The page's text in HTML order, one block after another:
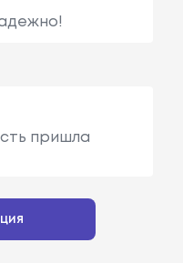
пришла